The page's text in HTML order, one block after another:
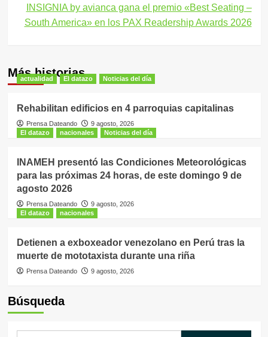
INSIGNIA by avianca gana el premio «Best Seating –
South America» en los PAX Readership Awards 2026
Más historias
actualidad El datazo Noticias del día
Rehabilitan edificios en 4 parroquias capitalinas
Prensa Dateando
9 agosto, 2026
El datazo
nacionales Noticias del día
INAMEH presentó las Condiciones Meteorológicas
para las próximas 24 horas, de este domingo 9 de
agosto 2026
Prensa Dateando
9 agosto, 2026
El datazo
nacionales
Detienen a exboxeador venezolano en Perú tras la
muerte de mototaxista durante una riña
Prensa Dateando 9 agosto, 2026
Búsqueda